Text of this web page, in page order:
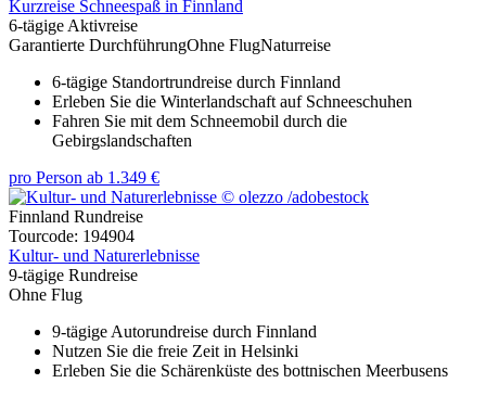
Kurzreise Schneespaß in Finnland
6-tägige Aktivreise
Garantierte DurchführungOhne FlugNaturreise
6-tägige Standortrundreise durch Finnland
Erleben Sie die Winterlandschaft auf Schneeschuhen
Fahren Sie mit dem Schneemobil durch die
Gebirgslandschaften
pro Person ab 1.349 €
Finnland Rundreise
Tourcode: 194904
Kultur- und Naturerlebnisse
9-tägige Rundreise
Ohne Flug
9-tägige Autorundreise durch Finnland
Nutzen Sie die freie Zeit in Helsinki
Erleben Sie die Schärenküste des bottnischen Meerbusens